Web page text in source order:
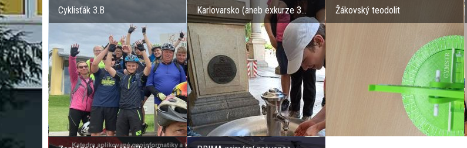
Cyklisťák 3.B Karlovarsko (aneb exkurze 3... Žákovský teodolit